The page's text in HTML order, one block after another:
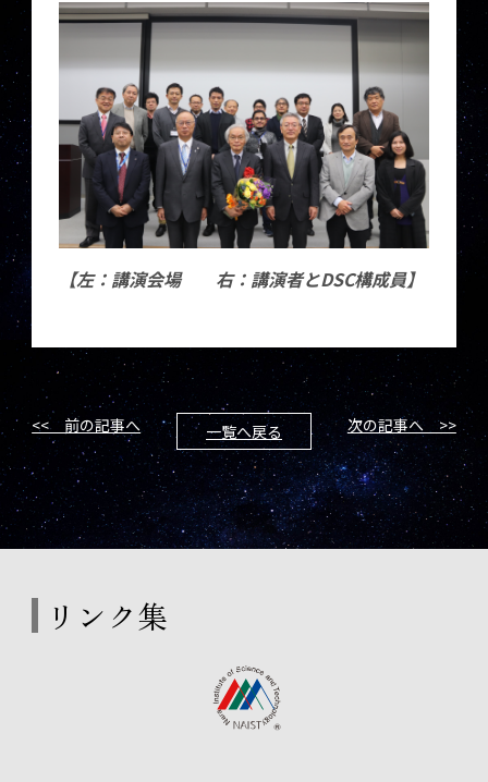
【左：講演会場右：講演者とDSC構成員】
<< 前の記事へ 一覧へ戻る 次の記事へ >>
リンク集